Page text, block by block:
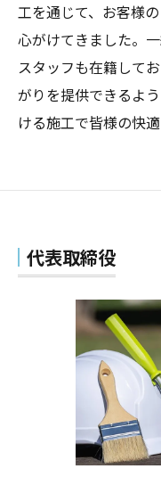
工を通じて、お客様
心がけてきました。
スタッフも在籍して
がりを提供できるよ
ける施工で皆様の快
代表取締役